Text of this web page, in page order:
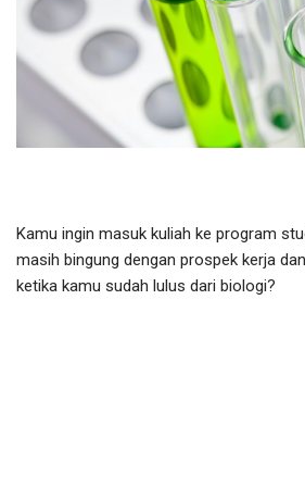
Kamu ingin masuk kuliah ke program
masih bingung dengan prospek kerja
ketika kamu sudah lulus dari biologi?